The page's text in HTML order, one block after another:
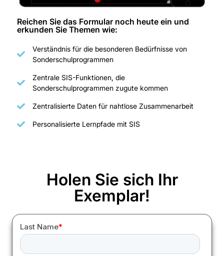
Reichen Sie das Formular noch heute ein und
erkunden Sie Themen wie:
Verständnis für die besonderen Bedürfnisse von
Sonderschulprogrammen
Zentrale SIS-Funktionen, die
Sonderschulprogrammen zugute kommen
Zentralisierte Daten für nahtlose Zusammenarbeit
Personalisierte Lernpfade mit SIS
Holen Sie sich Ihr
Exemplar!